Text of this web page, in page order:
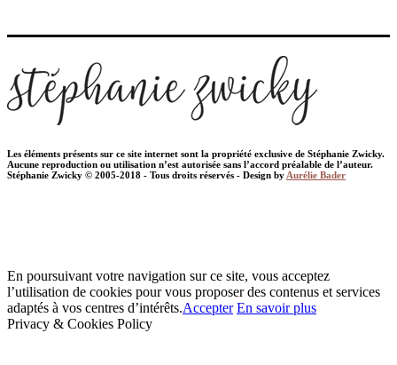
Les éléments présents sur ce site internet sont la propriété exclusive de Stéphanie Zwicky.
Aucune reproduction ou utilisation n’est autorisée sans l’accord préalable de l’auteur.
Stéphanie Zwicky © 2005-2018 - Tous droits réservés - Design by Aurélie Bader
En poursuivant votre navigation sur ce site, vous acceptez
l’utilisation de cookies pour vous proposer des contenus et services
adaptés à vos centres d’intérêts.Accepter En savoir plus
Privacy & Cookies Policy